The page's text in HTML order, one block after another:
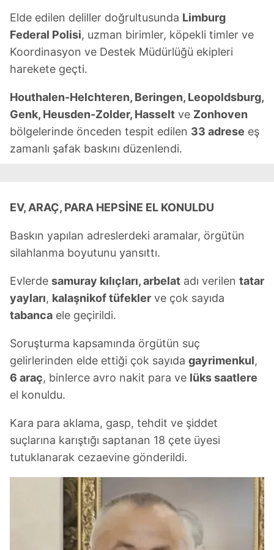
gösterilmeyecektir."
Sizlere daha iyi bir hizmet sunabilmek için İnternet
Sitemizde kendimize ve üçüncü kişilere ait çerezler
kullanılmaktadır. Bu çerezler vasıtasıyla çeşitli kişisel
toplumu hizmetlerinin sunulması amacıyla
kullanılmaktadır. Diğer çerezler, sitemizin daha işlevsel
kılınması ve kişiselleştirilmesi ve sizlere yönelik
reklam/pazarlama faaliyetlerinin yapılması, amaçlarıyla
vasıtasıyla belirleyebilirsiniz. Çerezlere ilişkin detaylı bilgi
Metnimiziziyaret edebilirsiniz.
hazırlanmış Aydınlatma Metnimizi okumak ve sitemizde
ilgili mevzuata uygun olarak kullanılan çerezlerle ilgili bilgi
tıklayınız
Elde edilen deliller doğrultusunda Limburg
Federal Polisi, uzman birimler, köpekli timler ve
Koordinasyon ve Destek Müdürlüğü ekipleri
harekete geçti.
Houthalen-Helchteren, Beringen, Leopoldsburg,
Genk, Heusden-Zolder, Hasselt ve Zonhoven
bölgelerinde önceden tespit edilen 33 adrese eş
zamanlı şafak baskını düzenlendi.
EV, ARAÇ, PARA HEPSİNE EL KONULDU
Baskın yapılan adreslerdeki aramalar, örgütün
silahlanma boyutunu yansıttı.
Evlerde samuray kılıçları, arbelat adı verilen tatar
yayları, kalaşnikof tüfekler ve çok sayıda
tabanca ele geçirildi.
Soruşturma kapsamında örgütün suç
gelirlerinden elde ettiği çok sayıda gayrimenkul,
6 araç, binlerce avro nakit para ve lüks saatlere
el konuldu.
Kara para aklama, gasp, tehdit ve şiddet
suçlarına karıştığı saptanan 18 çete üyesi
tutuklanarak cezaevine gönderildi.